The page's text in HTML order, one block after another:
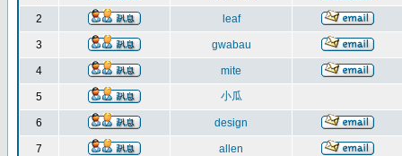
2 leaf
3 gwabau
4 mite
5 小瓜
6 design
7 allen